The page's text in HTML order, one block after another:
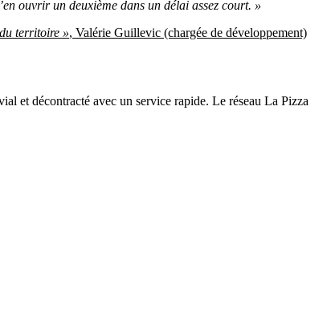
ouvrir un deuxième dans un délai assez court. »
territoire », Valérie Guillevic (chargée de développement)
et décontracté avec un service rapide. Le réseau La Pizza